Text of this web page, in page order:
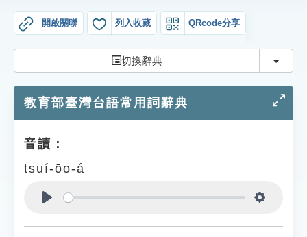
生字詞彙表
知識索引
遊戲專區
開啟關聯 列入收藏 QRcode分享
切換辭典 切換
教育部臺灣台語常用詞辭典
音讀：
tsuí-ōo-á